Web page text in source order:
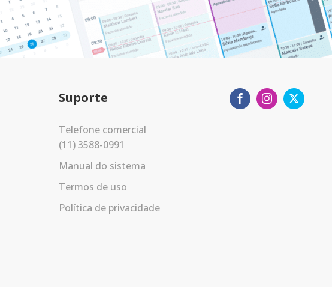
Suporte
Telefone comercial
(11) 3588-0991
Manual do sistema
Termos de uso
Política de privacidade